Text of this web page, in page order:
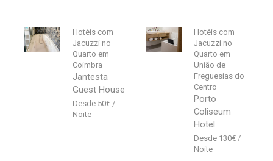
Hotéis com
Jacuzzi no
Quarto em
Coimbra
Jantesta
Guest House
50€
Hotéis com
Jacuzzi no
Quarto em
União de
Freguesias do
Centro
Porto
Coliseum
Hotel
130€